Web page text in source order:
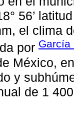
56’
el clima
por García
México,
y
de 1